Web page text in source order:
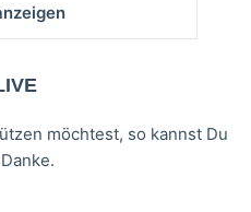
möchtest, so kannst Du